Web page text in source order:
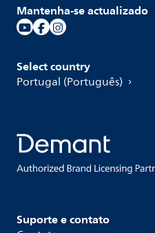
Suporte e contato
Mantenha-se actualizado
Select country
Portugal (Português)